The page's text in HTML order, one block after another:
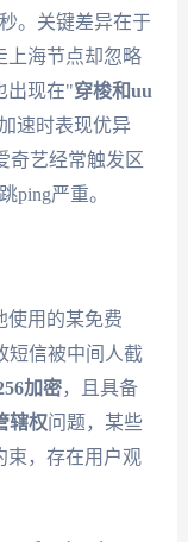
。关键差异在于
上海节点却忽略
出现在"穿梭和uu
速时表现优异
奇艺经常触发区
ping严重。
使用的某免费
短信被中间人截
加密，且具备
辖权问题，某些
束，存在用户观